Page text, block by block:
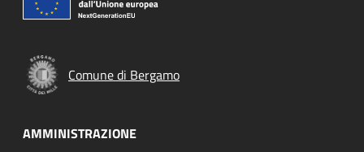
Comune di Bergamo
AMMINISTRAZIONE